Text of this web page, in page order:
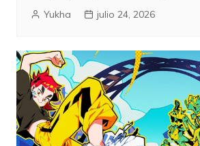
Yukha julio 24, 2026